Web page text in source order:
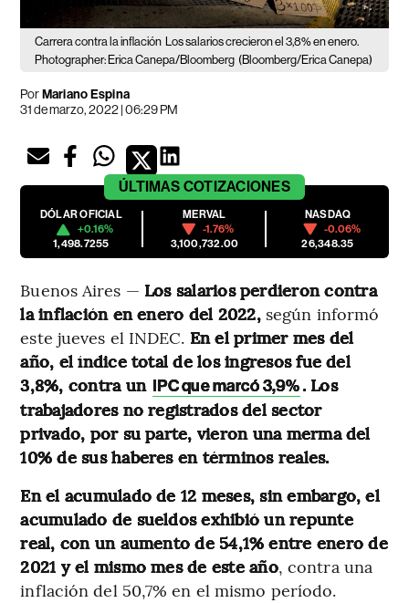
Carrera contra la inflación Los salarios crecieron el 3,8% en enero.
Photographer: Erica Canepa/Bloomberg (Bloomberg/Erica Canepa)
PorMariano Espina
31 de marzo, 2022 | 06:29 PM
ÚLTIMAS COTIZACIONES
DÓLAR OFICIAL
+0.16%
1,498.7255
MERVAL
-1.76%
3,100,732.00
NASDAQ
-0.06%
26,348.35
Buenos Aires — Los salarios perdieron contra
la inflación en enero del 2022,según informó
este jueves el INDEC. En el primer mes del
año, el índice total de los ingresos fue del
3,8%, contra un IPC que marcó 3,9%. Los
trabajadores no registrados del sector
privado, por su parte, vieron una merma del
10% de sus haberes en términos reales.
En el acumulado de 12 meses, sin embargo, el
acumulado de sueldos exhibió un repunte
real, con un aumento de 54,1% entre enero de
2021 y el mismo mes de este año, contra una
inflación del 50,7% en el mismo período.